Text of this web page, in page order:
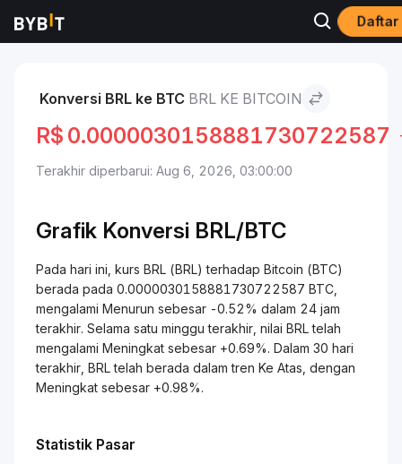
Daftar
Pasar
Konversi BRL ke BTC BRL KE BITCOIN
R$ 0.0000030158881730722587
Terakhir diperbarui: Aug 6, 2026, 03:00:00
Grafik Konversi BRL/BTC
Pada hari ini, kurs BRL (BRL) terhadap Bitcoin (BTC)
berada pada 0.0000030158881730722587 BTC,
mengalami Menurun sebesar -0.52% dalam 24 jam
terakhir. Selama satu minggu terakhir, nilai BRL telah
mengalami Meningkat sebesar +0.69%. Dalam 30 hari
terakhir, BRL telah berada dalam tren Ke Atas, dengan
Meningkat sebesar +0.98%.
Statistik Pasar